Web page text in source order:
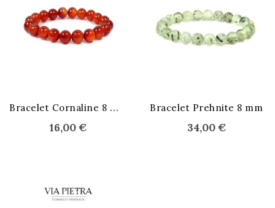
B
racelet Cornaline 8 mm
16,00 €
Bracelet Prehnite 8 mm
34,00 €